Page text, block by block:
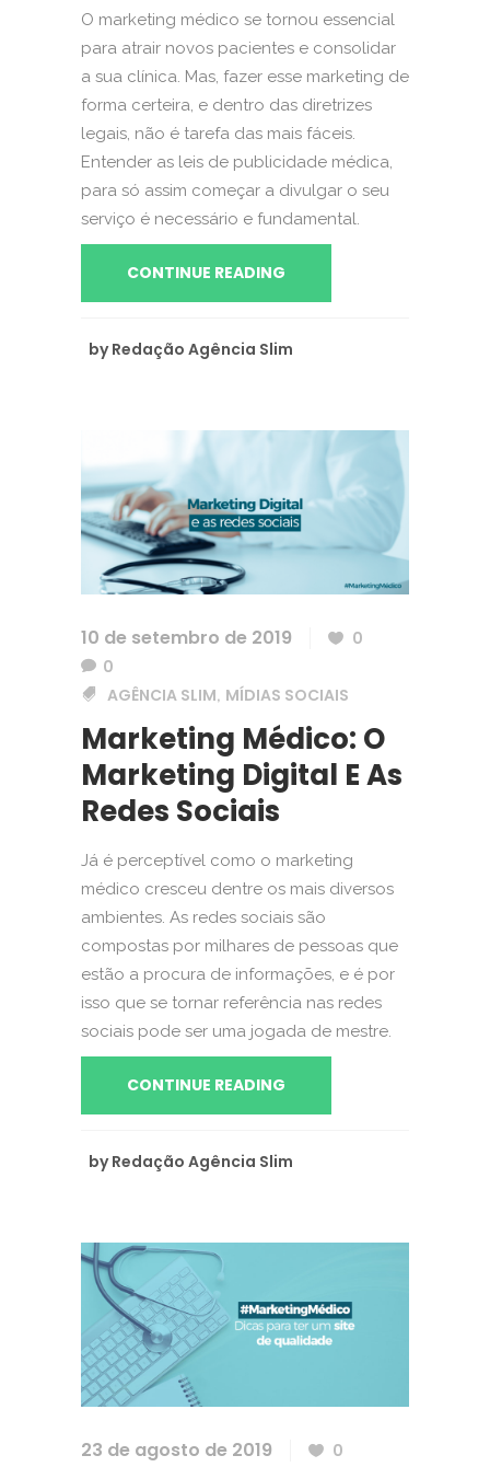
O marketing médico se tornou essencial
para atrair novos pacientes e consolidar
a sua clínica. Mas, fazer esse marketing de
forma certeira, e dentro das diretrizes
legais, não é tarefa das mais fáceis.
Entender as leis de publicidade médica,
para só assim começar a divulgar o seu
serviço é necessário e fundamental.
CONTINUE READING
by Redação Agência Slim
10 de setembro de 2019
0
0
AGÊNCIA SLIM, MÍDIAS SOCIAIS
Marketing Médico: O
Marketing Digital E As
Redes Sociais
Já é perceptível como o marketing
médico cresceu dentre os mais diversos
ambientes. As redes sociais são
compostas por milhares de pessoas que
estão a procura de informações, e é por
isso que se tornar referência nas redes
sociais pode ser uma jogada de mestre.
CONTINUE READING
by Redação Agência Slim
23 de agosto de 2019 0